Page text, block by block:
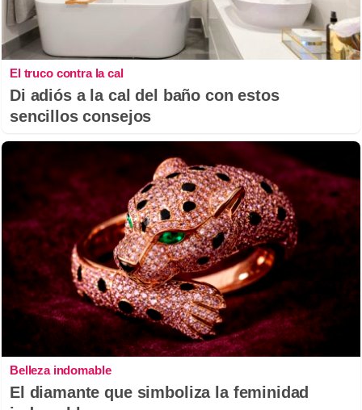
El truco contra la cal
Di adiós a la cal del baño con estos
sencillos consejos
Belleza indomable
El diamante que simboliza la feminidad